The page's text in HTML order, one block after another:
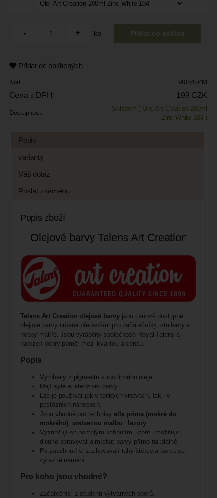
ks
Přidat do oblíbených
Kód: 9016104M
Cena s DPH: 199 CZK
Dostupnost:
Skladem ( Olej Art Creation 200ml
Zinc White 104 )
Popis
varianty
Váš dotaz
Poslat známénu
Popis zboží
Olejové barvy Talens Art Creation
Talens Art Creation olejové barvyjsou cenově dostupné
olejové barvy určené především pro začátečníky, studenty a
hobby malíře. Jsou vyráběny společností Royal Talens a
nabízejí dobrý poměr mezi kvalitou a cenou.
Popis
Vyrobeny z pigmentů a rostlinného oleje.
Mají syté a intenzivní barvy.
Lze je používat jak v tenkých vrstvách, tak i v
pastózních nánosech.
Jsou vhodné pro techniky alla prima (mokré do
mokrého), vrstvenou malbu i lazury.
Vyznačují se pomalým schnutím, které umožňuje
dlouho opravovat a míchat barvy přímo na plátně.
Po zaschnutí si zachovávají tahy štětce a barva se
výrazně nemění.
Pro koho jsou vhodné?
Začátečníci a studenti výtvarných oborů.